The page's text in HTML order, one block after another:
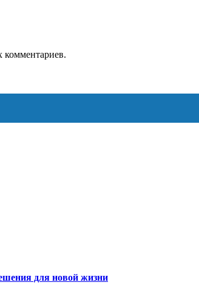
комментариев.
для новой жизни